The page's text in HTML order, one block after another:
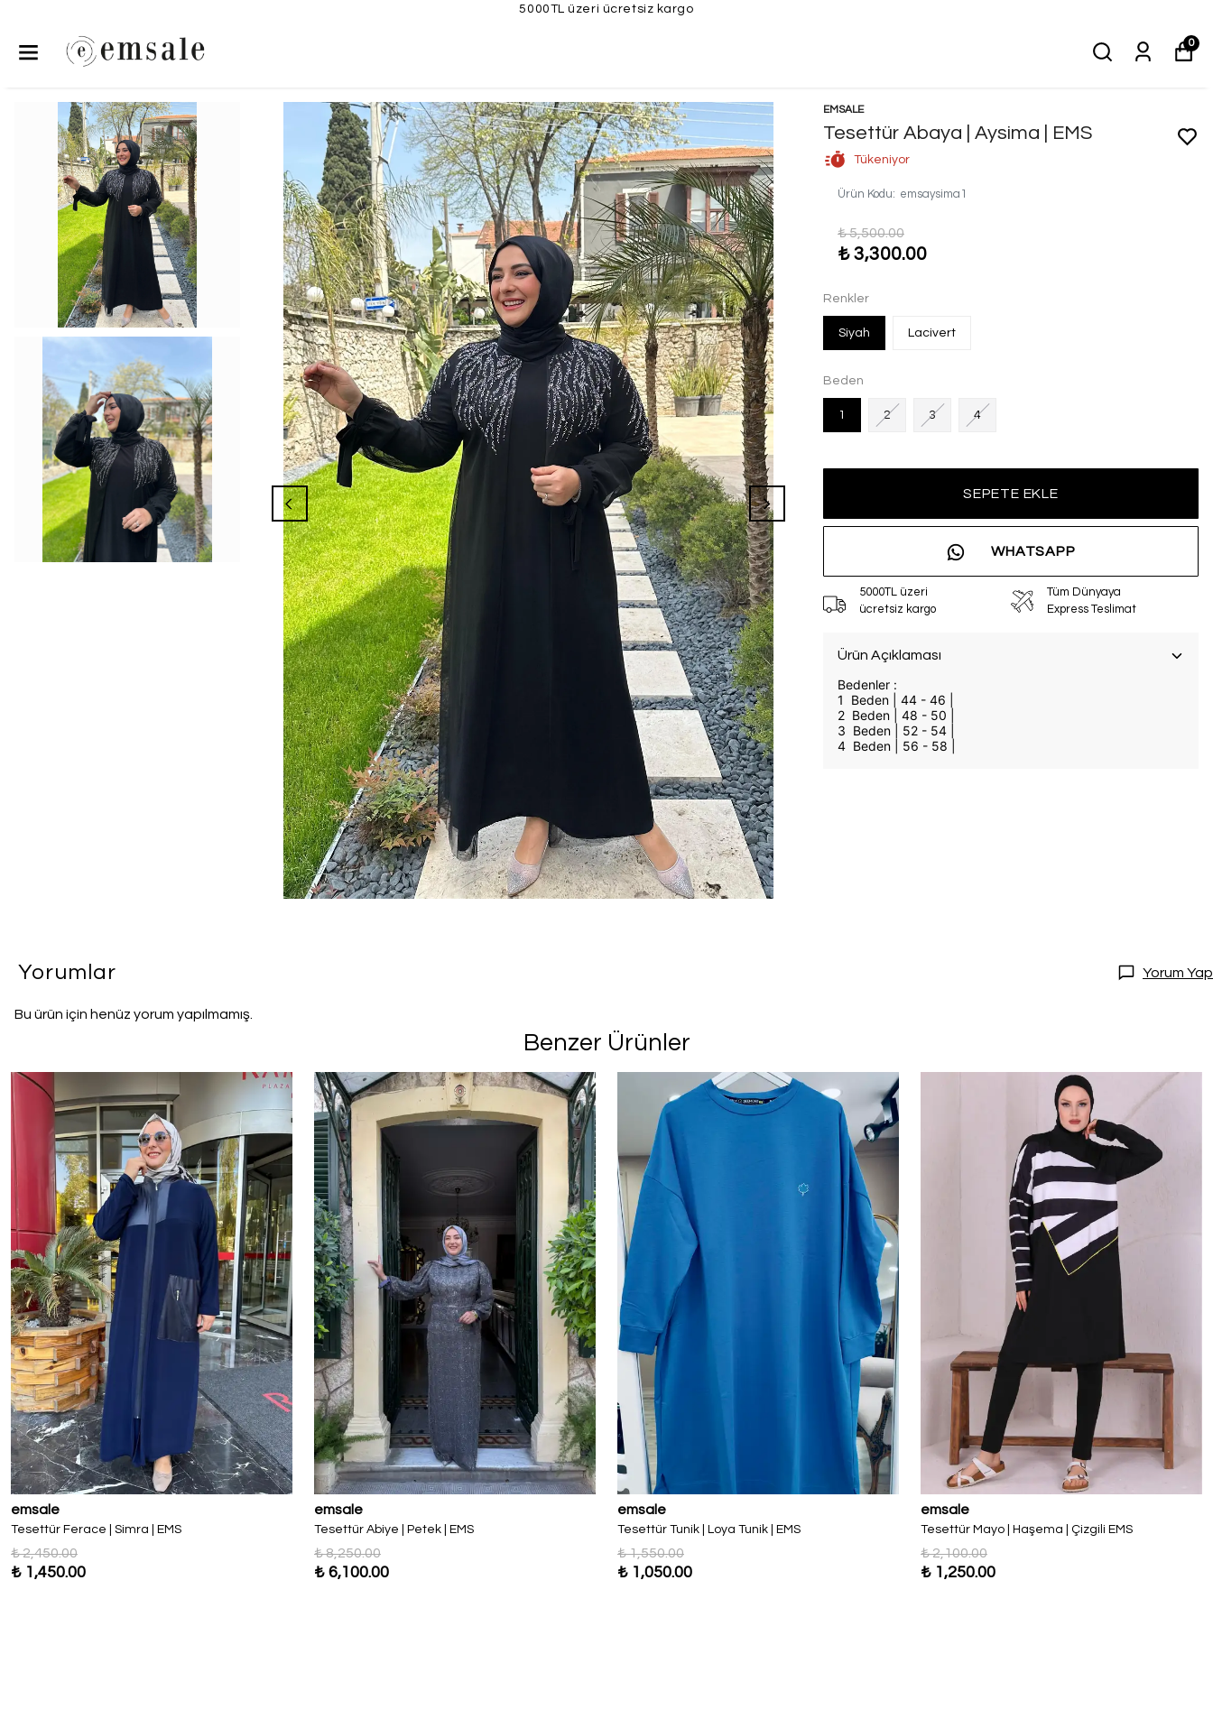
5000TL üzeri ücretsiz kargo
0
EMSALE
Tesettür Abaya | Aysima | EMS
Tükeniyor
Ürün Kodu: emsaysima1
₺ 5,500.00
₺ 3,300.00
Renkler
Siyah Lacivert
Beden
1 2 3 4
SEPETE EKLE
WHATSAPP
5000TL üzeri
ücretsiz kargo
Tüm Dünyaya
Express Teslimat
Ürün Açıklaması
Bedenler :
1 Beden | 44 - 46 |
2 Beden | 48 - 50 |
3 Beden | 52 - 54 |
4 Beden | 56 - 58 |
Yorumlar Yorum Yap
Bu ürün için henüz yorum yapılmamış.
Benzer Ürünler
emsale
Tesettür Ferace | Simra | EMS
₺ 2,450.00
₺ 1,450.00
emsale
Tesettür Abiye | Petek | EMS
₺ 8,250.00
₺ 6,100.00
emsale
Tesettür Tunik | Loya Tunik | EMS
₺ 1,550.00
₺ 1,050.00
emsale
Tesettür Mayo | Haşema | Çizgili EMS
₺ 2,100.00
₺ 1,250.00